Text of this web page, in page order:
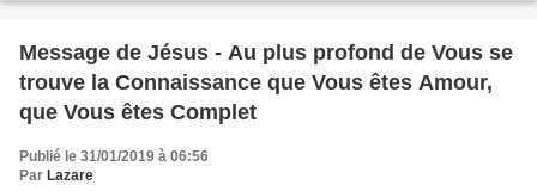
Message de Jésus - Au plus profond de Vous se
trouve la Connaissance que Vous êtes Amour,
que Vous êtes Complet
Publié le 31/01/2019 à 06:56
Par Lazare